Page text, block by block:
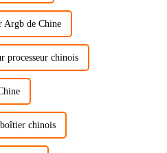
Argb de Chine
processeur chinois
chinois